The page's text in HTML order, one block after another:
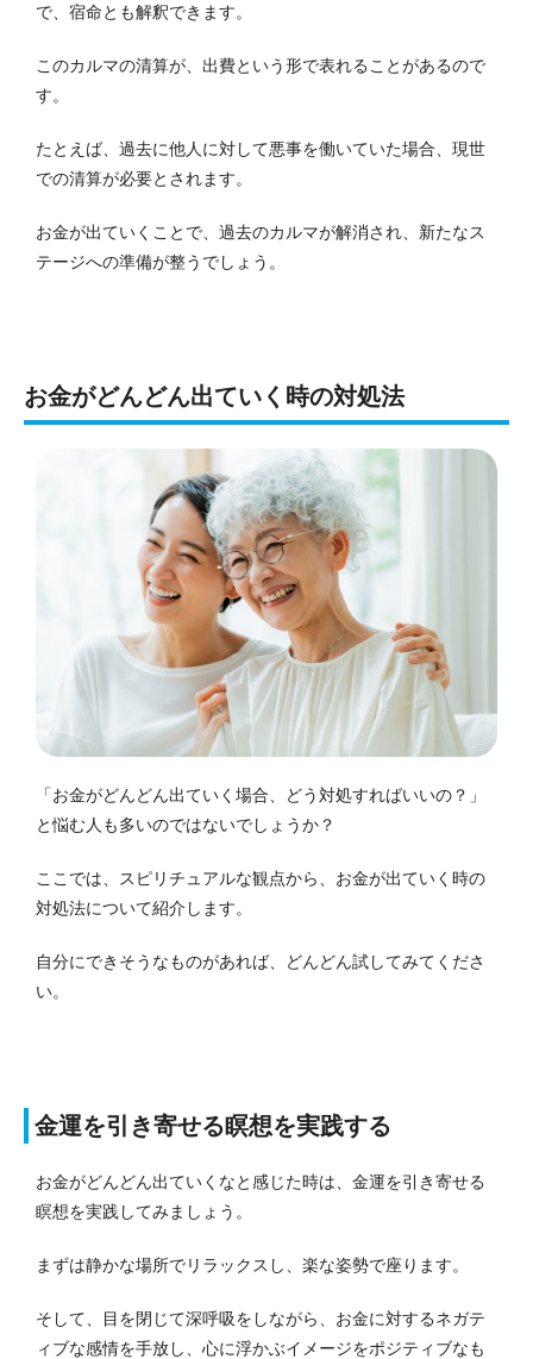
で、宿命とも解釈できます。
このカルマの清算が、出費という形で表れることがあるので
す。
たとえば、過去に他人に対して悪事を働いていた場合、現世
での清算が必要とされます。
お金が出ていくことで、過去のカルマが解消され、新たなス
テージへの準備が整うでしょう。
お金がどんどん出ていく時の対処法
「お金がどんどん出ていく場合、どう対処すればいいの？」
と悩む人も多いのではないでしょうか？
ここでは、スピリチュアルな観点から、お金が出ていく時の
対処法について紹介します。
自分にできそうなものがあれば、どんどん試してみてくださ
い。
金運を引き寄せる瞑想を実践する
お金がどんどん出ていくなと感じた時は、金運を引き寄せる
瞑想を実践してみましょう。
まずは静かな場所でリラックスし、楽な姿勢で座ります。
そして、目を閉じて深呼吸をしながら、お金に対するネガテ
ィブな感情を手放し、心に浮かぶイメージをポジティブなも